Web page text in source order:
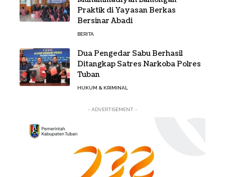
Praktik di Yayasan Berkas
Bersinar Abadi
BERITA
Dua Pengedar Sabu Berhasil
Ditangkap Satres Narkoba Polres
Tuban
HUKUM & KRIMINAL
- ADVERTISEMENT -